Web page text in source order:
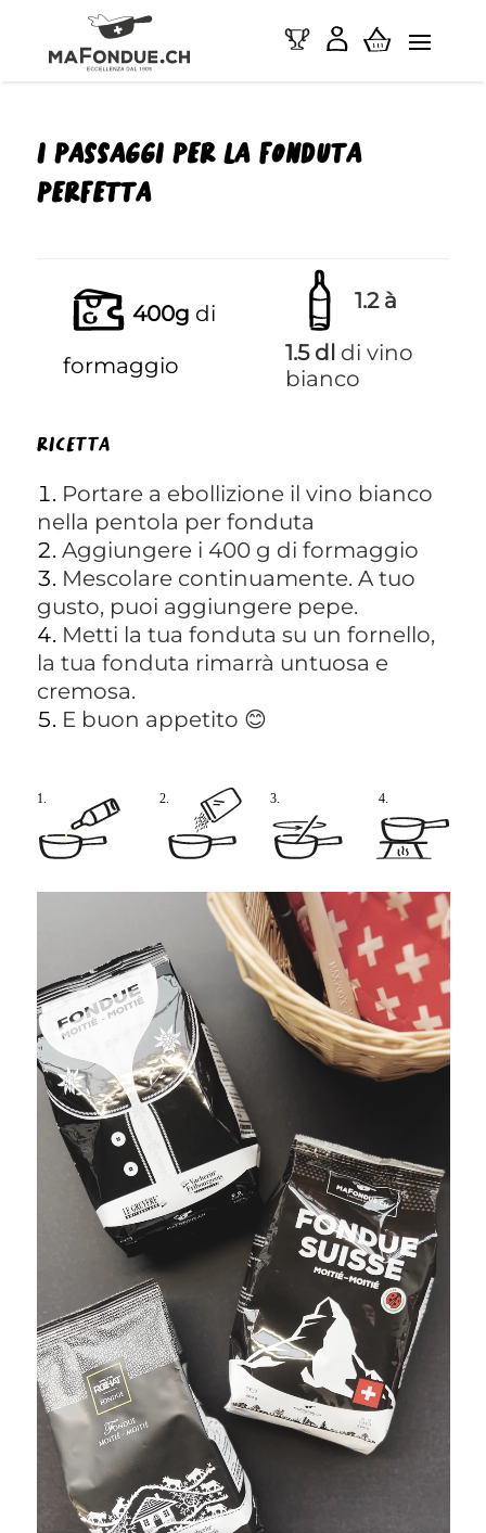
i passaggi per la fonduta
perfetta
400g di
formaggio
1.2 à
1.5 dl di vino
bianco
ricetta
Portare a ebollizione il vino bianco
nella pentola per fonduta
Aggiungere i 400 g di formaggio
Mescolare continuamente. A tuo
gusto, puoi aggiungere pepe.
Metti la tua fonduta su un fornello,
la tua fonduta rimarrà untuosa e
cremosa.
E buon appetito 😊